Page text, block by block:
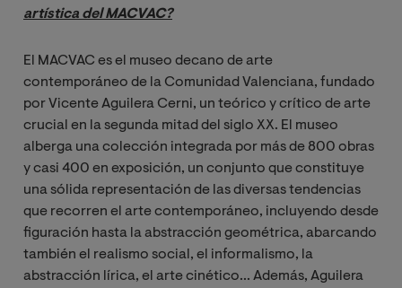
artística del MACVAC?
El MACVAC es el museo decano de arte
contemporáneo de la Comunidad Valenciana, fundado
por Vicente Aguilera Cerni, un teórico y crítico de arte
crucial en la segunda mitad del siglo XX. El museo
alberga una colección integrada por más de 800 obras
y casi 400 en exposición, un conjunto que constituye
una sólida representación de las diversas tendencias
que recorren el arte contemporáneo, incluyendo desde
figuración hasta la abstracción geométrica, abarcando
también el realismo social, el informalismo, la
abstracción lírica, el arte cinético... Además, Aguilera